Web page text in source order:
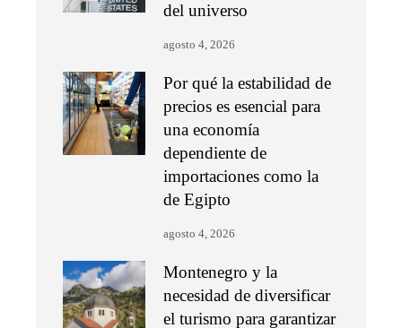
del universo
agosto 4, 2026
Por qué la estabilidad de
precios es esencial para
una economía
dependiente de
importaciones como la
de Egipto
agosto 4, 2026
Montenegro y la
necesidad de diversificar
el turismo para garantizar